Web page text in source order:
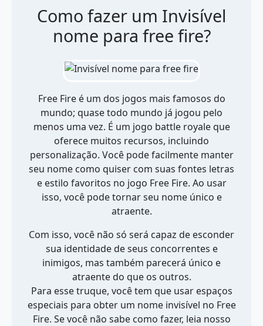
Como fazer um Invisível
nome para free fire?
Free Fire é um dos jogos mais famosos do
mundo; quase todo mundo já jogou pelo
menos uma vez. É um jogo battle royale que
oferece muitos recursos, incluindo
personalização. Você pode facilmente manter
seu nome como quiser com suas fontes letras
e estilo favoritos no jogo Free Fire. Ao usar
isso, você pode tornar seu nome único e
atraente.
Com isso, você não só será capaz de esconder
sua identidade de seus concorrentes e
inimigos, mas também parecerá único e
atraente do que os outros.
Para esse truque, você tem que usar espaços
especiais para obter um nome invisível no Free
Fire. Se você não sabe como fazer, leia nosso